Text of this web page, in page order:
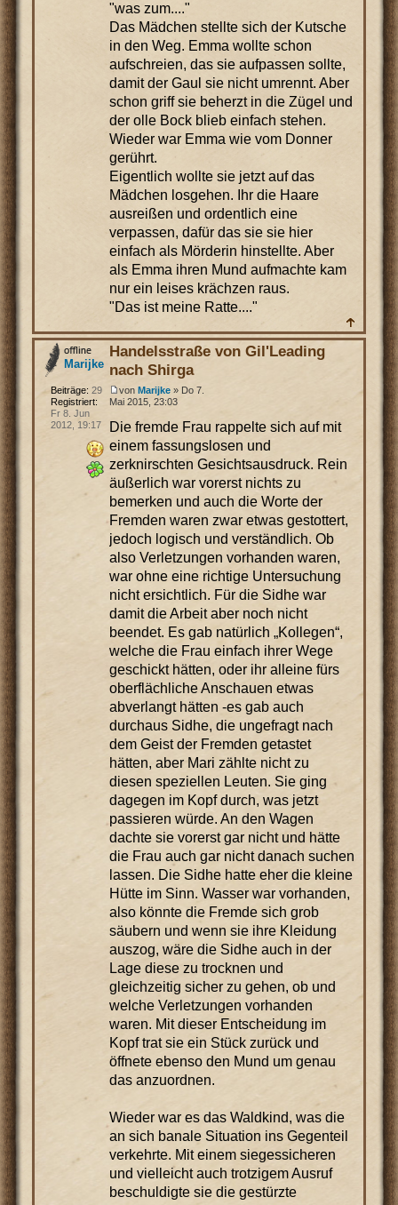
"was zum...."
Das Mädchen stellte sich der Kutsche
in den Weg. Emma wollte schon
aufschreien, das sie aufpassen sollte,
damit der Gaul sie nicht umrennt. Aber
schon griff sie beherzt in die Zügel und
der olle Bock blieb einfach stehen.
Wieder war Emma wie vom Donner
gerührt.
Eigentlich wollte sie jetzt auf das
Mädchen losgehen. Ihr die Haare
ausreißen und ordentlich eine
verpassen, dafür das sie sie hier
einfach als Mörderin hinstellte. Aber
als Emma ihren Mund aufmachte kam
nur ein leises krächzen raus.
"Das ist meine Ratte...."
Handelsstraße von Gil'Leading
nach Shirga
von Marijke» Do 7.
Mai 2015, 23:03
Die fremde Frau rappelte sich auf mit
einem fassungslosen und
zerknirschten Gesichtsausdruck. Rein
äußerlich war vorerst nichts zu
bemerken und auch die Worte der
Fremden waren zwar etwas gestottert,
jedoch logisch und verständlich. Ob
also Verletzungen vorhanden waren,
war ohne eine richtige Untersuchung
nicht ersichtlich. Für die Sidhe war
damit die Arbeit aber noch nicht
beendet. Es gab natürlich „Kollegen“,
welche die Frau einfach ihrer Wege
geschickt hätten, oder ihr alleine fürs
oberflächliche Anschauen etwas
abverlangt hätten -es gab auch
durchaus Sidhe, die ungefragt nach
dem Geist der Fremden getastet
hätten, aber Mari zählte nicht zu
diesen speziellen Leuten. Sie ging
dagegen im Kopf durch, was jetzt
passieren würde. An den Wagen
dachte sie vorerst gar nicht und hätte
die Frau auch gar nicht danach suchen
lassen. Die Sidhe hatte eher die kleine
Hütte im Sinn. Wasser war vorhanden,
also könnte die Fremde sich grob
säubern und wenn sie ihre Kleidung
auszog, wäre die Sidhe auch in der
Lage diese zu trocknen und
gleichzeitig sicher zu gehen, ob und
welche Verletzungen vorhanden
waren. Mit dieser Entscheidung im
Kopf trat sie ein Stück zurück und
öffnete ebenso den Mund um genau
das anzuordnen.
Wieder war es das Waldkind, was die
an sich banale Situation ins Gegenteil
verkehrte. Mit einem siegessicheren
und vielleicht auch trotzigem Ausruf
beschuldigte sie die gestürzte
Marijke
Beiträge: 29
Registriert:
Fr 8. Jun
2012, 19:17